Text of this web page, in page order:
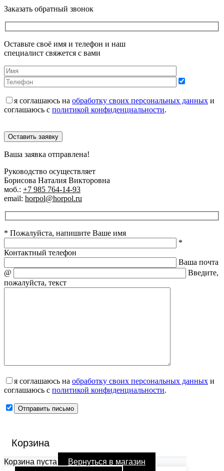
Заказать обратный звонок
Оставьте своё имя и телефон и наш
специалист свяжется с вами
я соглашаюсь на обработку своих персональных данных и
соглашаюсь с политикой конфиденциальности.
Оставить заявку
Ваша заявка отправлена!
Руководство осуществляет
Борисова Наталия Викторовна
моб.: +7 985 764-14-93
email: horpol@horpol.ru
* Пожалуйста, напишите Ваше имя
*
Контактный телефон
Ваша почта
@
Введите,
пожалуйста, текст
я соглашаюсь на обработку своих персональных данных и
соглашаюсь с политикой конфиденциальности.
Корзина
Корзина пуста Вернуться в магазин